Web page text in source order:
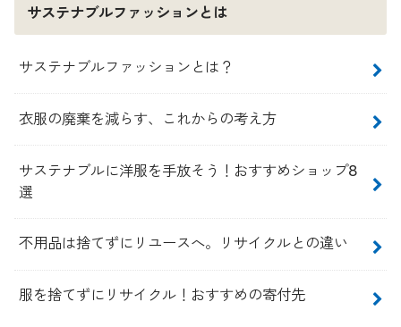
サステナブルファッションとは
サステナブルファッションとは？
衣服の廃棄を減らす、これからの考え方
サステナブルに洋服を手放そう！おすすめショップ8
選
不用品は捨てずにリユースへ。リサイクルとの違い
服を捨てずにリサイクル！おすすめの寄付先